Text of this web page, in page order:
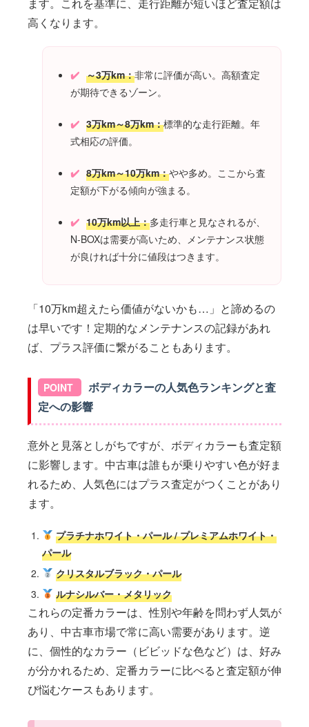
高くなります。
～3万km：非常に評価が高い。高額査定
が期待できるゾーン。
3万km～8万km：標準的な走行距離。年
式相応の評価。
8万km～10万km：やや多め。ここから査
定額が下がる傾向が強まる。
10万km以上：多走行車と見なされるが、
N-BOXは需要が高いため、メンテナンス状態
が良ければ十分に値段はつきます。
「10万km超えたら価値がないかも…」と諦めるの
は早いです！定期的なメンテナンスの記録があれ
ば、プラス評価に繋がることもあります。
ボディカラーの人気色ランキングと査
定への影響
意外と見落としがちですが、ボディカラーも査定額
に影響します。中古車は誰もが乗りやすい色が好ま
れるため、人気色にはプラス査定がつくことがあり
ます。
プラチナホワイト・パール / プレミアムホワイト・
パール
クリスタルブラック・パール
ルナシルバー・メタリック
これらの定番カラーは、性別や年齢を問わず人気が
あり、中古車市場で常に高い需要があります。逆
に、個性的なカラー（ビビッドな色など）は、好み
が分かれるため、定番カラーに比べると査定額が伸
び悩むケースもあります。